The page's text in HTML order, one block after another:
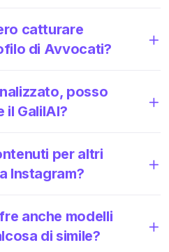
catturare
di Avvocati?
posso
il GalilAI?
per altri
Instagram?
anche modelli
di simile?